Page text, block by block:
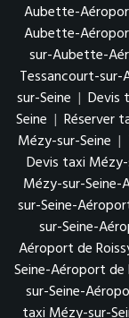
Aubette-
Aubette-
sur-Aubette-
Tessancourt-
sur-Seine | Devis
Seine | Réserver
Mézy-sur-Seine |
Devis taxi
Mézy-sur-
sur-Seine-
sur-Seine-
Aéroport de
Seine-Aéroport de
sur-Seine-